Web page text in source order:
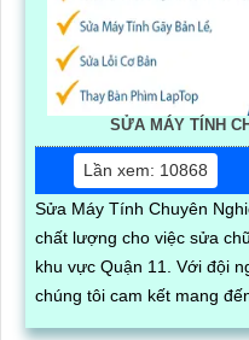
SỬA MÁY TÍNH
Lần xem: 10868
Sửa Máy Tính Chuyên
chất lượng cho việc sửa
khu vực Quận 11. Với đội ngũ kỹ thuật viên lành nghề,
chúng tôi cam kết mang
nghiệp và hiệu quả